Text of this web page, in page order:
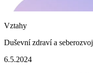
Vztahy
Duševní zdraví a seberozvoj
6.5.2024